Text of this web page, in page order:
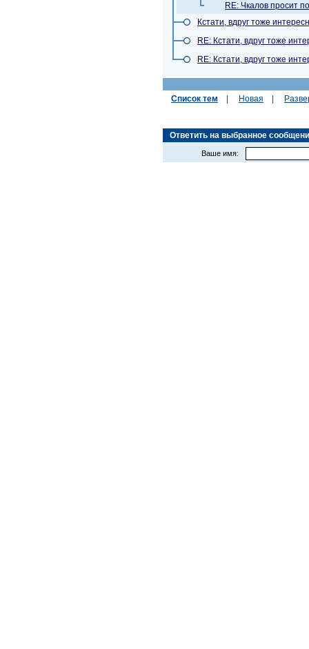
RE: Чкалов просит
Кстати, вдруг тоже
RE: Кстати, вдруг тоже
RE: Кстати, вдруг тоже
Список тем Новая
Ответить на выбранное
Ваше имя: